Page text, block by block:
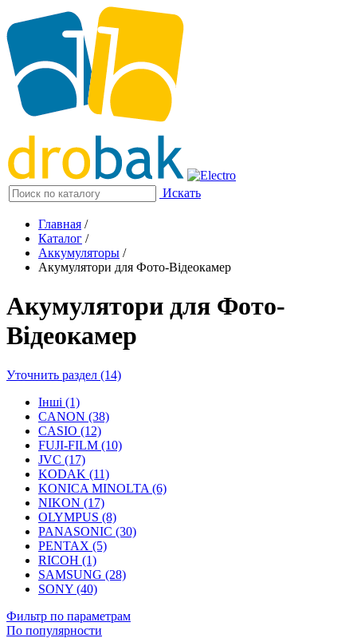
Искать
Главная /
Каталог /
Аккумуляторы /
Акумулятори для Фото-Відеокамер
Акумулятори для Фото-
Відеокамер
Уточнить раздел (14)
Інші (1)
CANON (38)
CASIO (12)
FUJI-FILM (10)
JVC (17)
KODAK (11)
KONICA MINOLTA (6)
NIKON (17)
OLYMPUS (8)
PANASONIC (30)
PENTAX (5)
RICOH (1)
SAMSUNG (28)
SONY (40)
Фильтр по параметрам
По популярности